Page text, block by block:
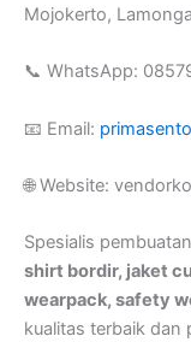
Mojokerto,
📞 WhatsApp:
📧 Email:
🌐 Website:
Spesialis pembuatan
shirt bordir, jaket
wearpack, safety
kualitas terbaik dan